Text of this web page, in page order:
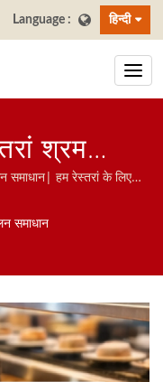
हिन्दी
श्रम
|
निर्माता
हम रेस्तरां के लिए
वितरण रोबोट, बुलेट ट्रेन
टैबलेट ऑर्डरिंग प्रणाली,
समाधान